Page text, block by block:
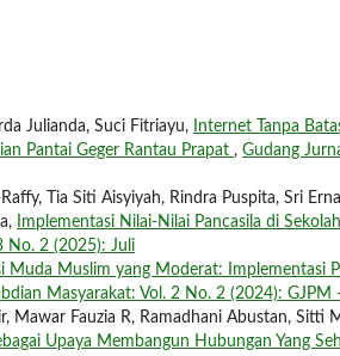
Julianda, Suci Fitriayu,
Internet Tanpa
Pantai Geger Rantau Prapat , Gudang
Tia Siti Aisyiyah, Rindra Puspita, Sri
Implementasi Nilai-Nilai Pancasila di
No. 2 (2025): Juli
Muda Muslim yang Moderat: Implementasi
Masyarakat: Vol. 2 No. 2 (2024): GJPM
Mawar Fauzia R, Ramadhani Abustan, Sitti
Upaya Membangun Hubungan Yang